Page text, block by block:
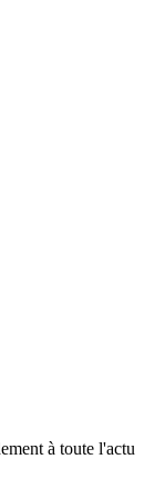
à toute l'actu